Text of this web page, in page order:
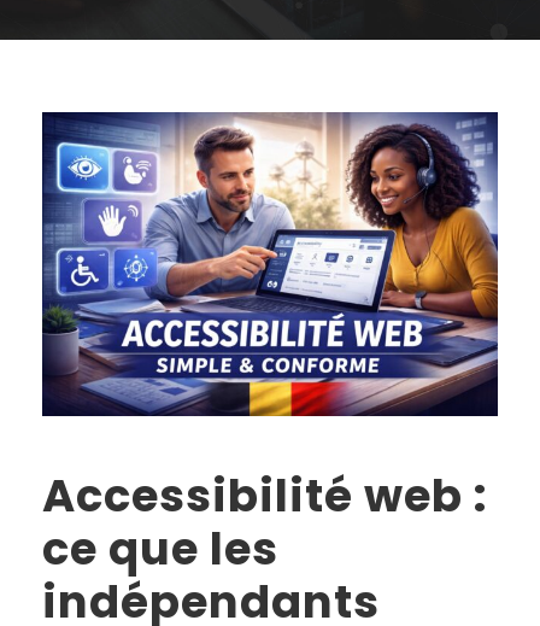
Accessibilité web :
ce que les
indépendants